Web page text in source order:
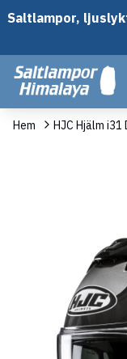
Saltlampor,
Hem HJC Hjälm